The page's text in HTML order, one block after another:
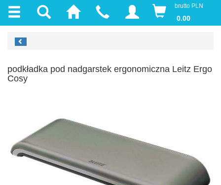
brutto PLN
0.00
podkładka pod nadgarstek ergonomiczna Leitz Ergo
Cosy